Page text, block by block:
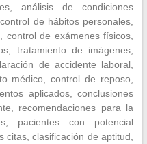
análisis de condiciones
de hábitos personales,
control de exámenes físicos,
tratamiento de imágenes,
de accidente laboral,
médico, control de reposo,
aplicados, conclusiones
recomendaciones para la
pacientes con potencial
citas, clasificación de aptitud,